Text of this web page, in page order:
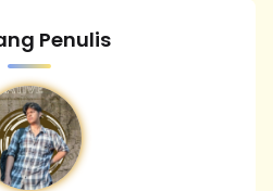
Penulis